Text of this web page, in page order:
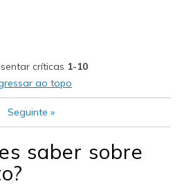
true to size
are for Wearing
críticas 1-10
ao topo
Seguinte »
saber sobre